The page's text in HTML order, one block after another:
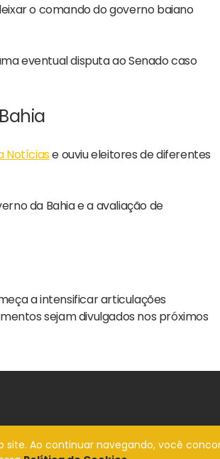
o comando do governo baiano
eventual disputa ao Senado caso
Notíciase ouviu eleitores de diferentes
da Bahia e a avaliação de
a intensificar articulações
sejam divulgados nos próximos
Ao continuar navegando, você